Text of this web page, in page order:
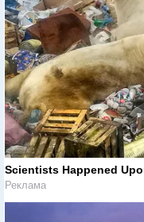
Scientists Happened
Реклама